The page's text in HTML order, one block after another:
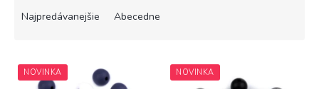
e
p
Najpredávanejšie Abecedne
V
ý NOVINKA NOVINKA